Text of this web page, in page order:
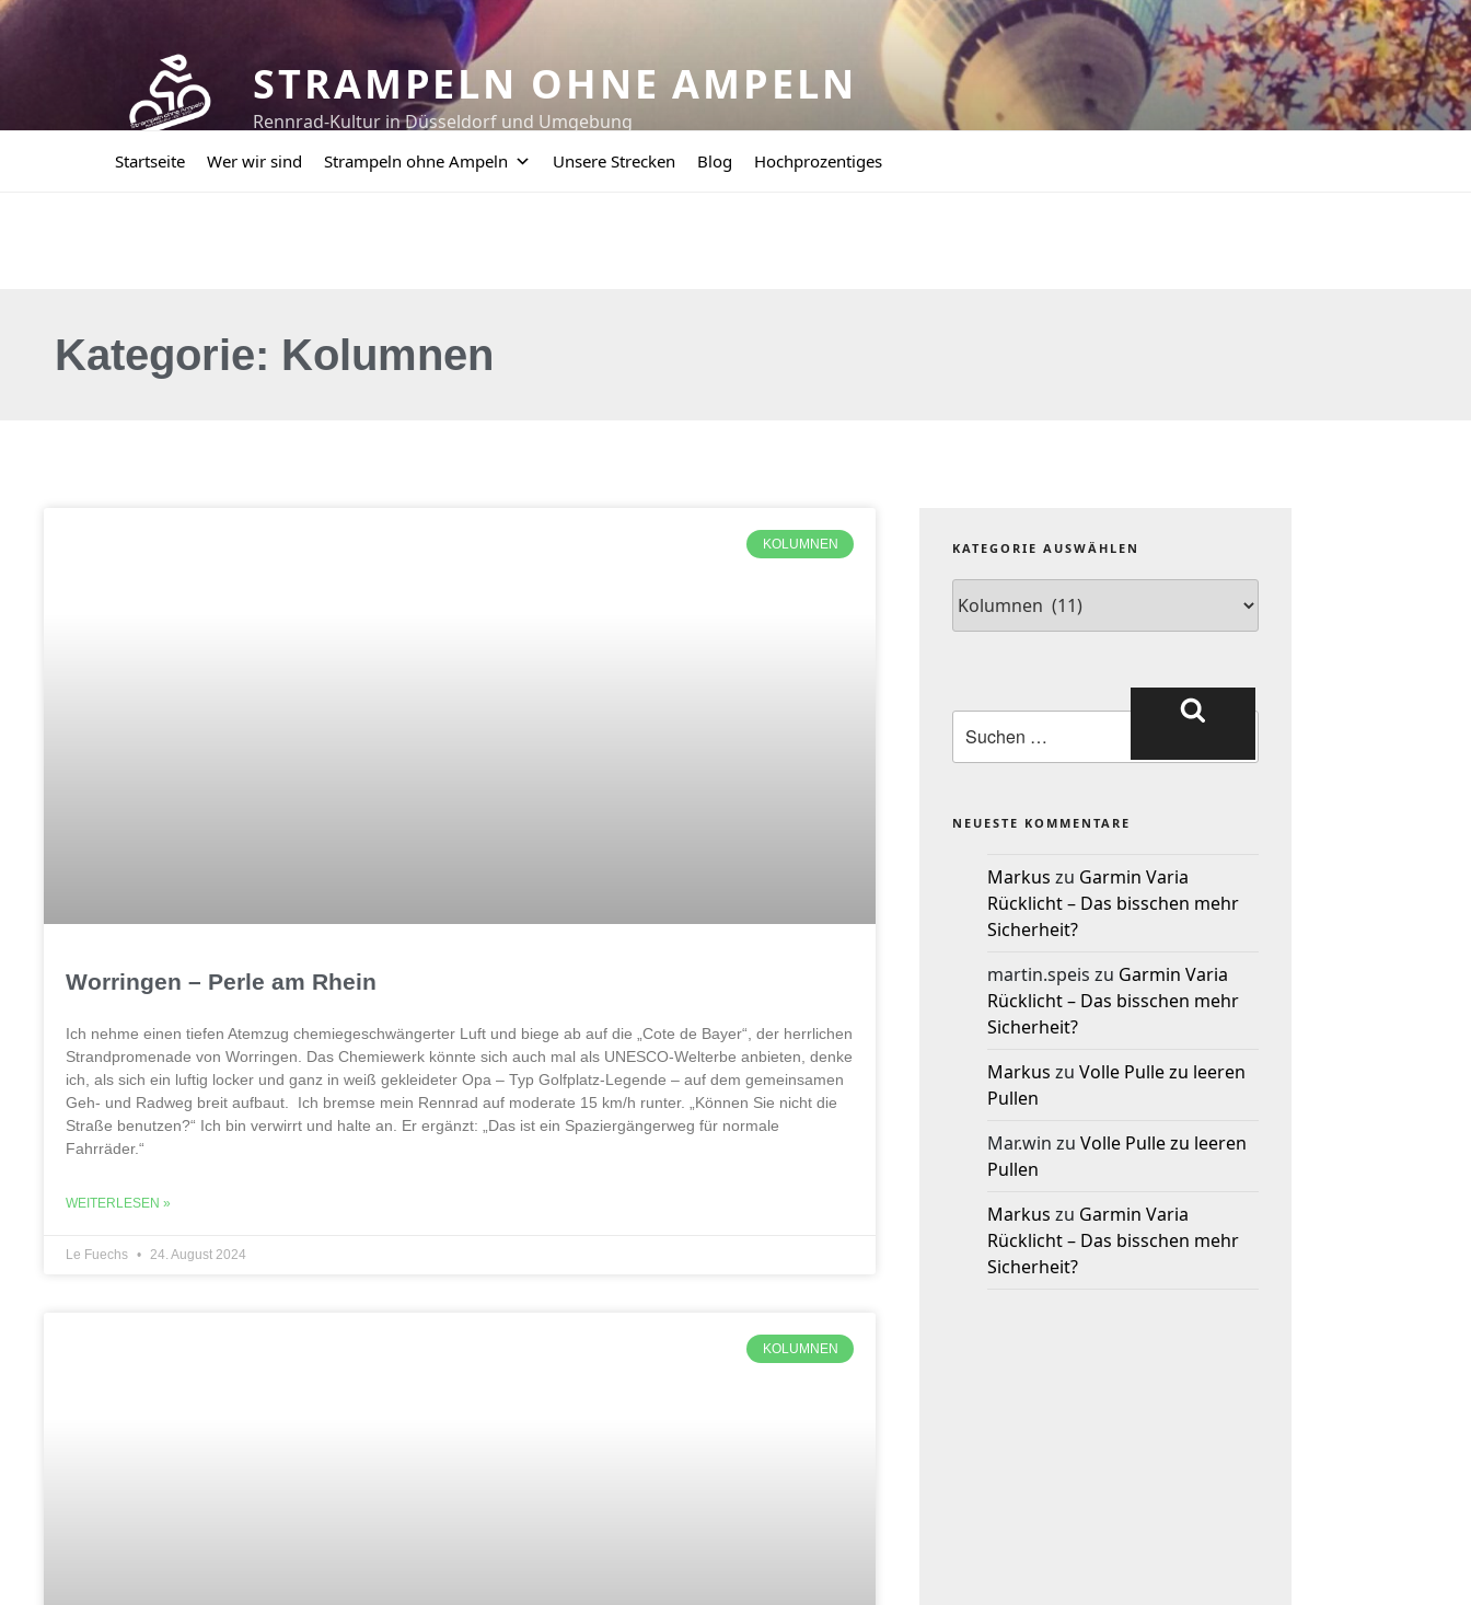
STRAMPELN OHNE AMPELN
Rennrad-Kultur in Düsseldorf und Umgebung
Startseite Wer wir sind Strampeln ohne Ampeln Unsere Strecken Blog Hochprozentiges
Kategorie: Kolumnen
KOLUMNEN
Worringen – Perle am Rhein
Ich nehme einen tiefen Atemzug chemiegeschwängerter Luft und biege ab auf die „Cote de Bayer“, der herrlichen
Strandpromenade von Worringen. Das Chemiewerk könnte sich auch mal als UNESCO-Welterbe anbieten, denke
ich, als sich ein luftig locker und ganz in weiß gekleideter Opa – Typ Golfplatz-Legende – auf dem gemeinsamen
Geh- und Radweg breit aufbaut. Ich bremse mein Rennrad auf moderate 15 km/h runter. „Können Sie nicht die
Straße benutzen?“ Ich bin verwirrt und halte an. Er ergänzt: „Das ist ein Spaziergängerweg für normale
Fahrräder.“
WEITERLESEN »
Le Fuechs 24. August 2024
KOLUMNEN
KATEGORIE AUSWÄHLEN
NEUESTE KOMMENTARE
Markus zu Garmin Varia
Rücklicht – Das bisschen mehr
Sicherheit?
martin.speis zu Garmin Varia
Rücklicht – Das bisschen mehr
Sicherheit?
Markus zu Volle Pulle zu leeren
Pullen
Mar.win zu Volle Pulle zu leeren
Pullen
Markus zu Garmin Varia
Rücklicht – Das bisschen mehr
Sicherheit?